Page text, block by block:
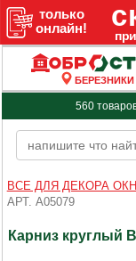
БЕРЕЗНИКИ
560
ВСЕ ДЛЯ ДЕКОРА
АРТ. A05079
Карниз круглый